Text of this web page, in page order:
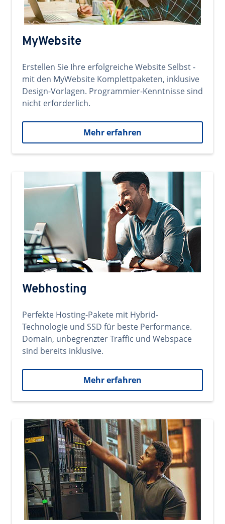
MyWebsite
Erstellen Sie Ihre erfolgreiche Website Selbst -
mit den MyWebsite Komplettpaketen, inklusive
Design-Vorlagen. Programmier-Kenntnisse sind
nicht erforderlich.
Mehr erfahren
Webhosting
Perfekte Hosting-Pakete mit Hybrid-
Technologie und SSD für beste Performance.
Domain, unbegrenzter Traffic und Webspace
sind bereits inklusive.
Mehr erfahren